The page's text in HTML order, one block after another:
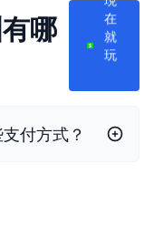
哪
現
在
就
付方式？